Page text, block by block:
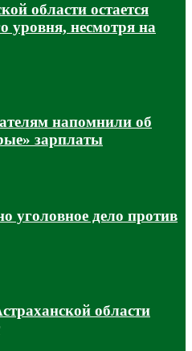
области остается
уровня, несмотря на
напомнили об
зарплаты
уголовное дело против
области